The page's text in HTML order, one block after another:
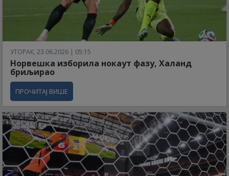
УТОРАК, 23.06.2026 | 05:15
Норвешка изборила нокаут фазу, Халанд
бриљирао
ПРОЧИТАЈ ВИШЕ